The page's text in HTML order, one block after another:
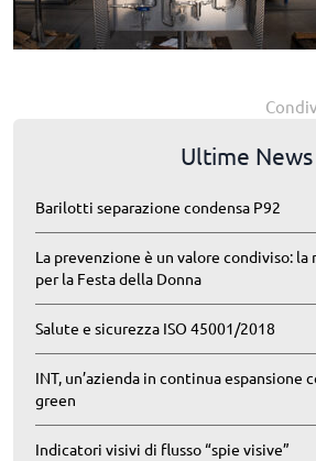
Ultime News
Barilotti separazione condensa P92
La prevenzione è un valore condiviso:
per la Festa della Donna
Salute e sicurezza ISO 45001/2018
INT, un’azienda in continua espansione
green
Indicatori visivi di flusso “spie visive”